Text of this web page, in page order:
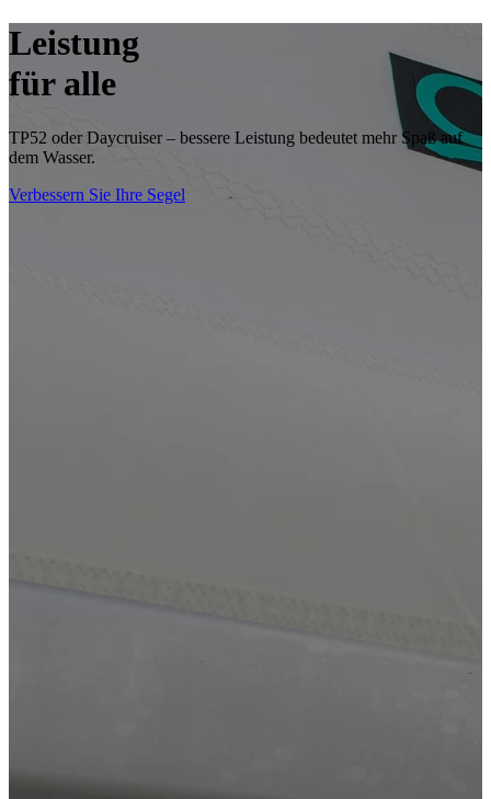
Leistung
für alle
TP52 oder Daycruiser – bessere Leistung bedeutet mehr Spaß auf
dem Wasser.
Verbessern Sie Ihre Segel